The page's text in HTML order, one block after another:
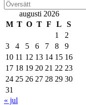
augusti 2026
M T O T F L
S
1
2
3
4 5 6 7 8
9
10 11 12 13 14 15 16
17 18 19 20 21 22 23
24 25 26 27 28 29 30
31
« jul